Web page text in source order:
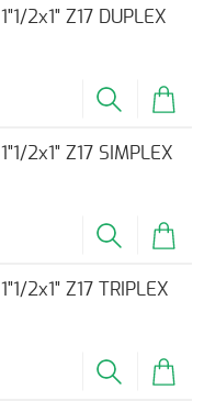
2x1" Z17 DUPLEX
2x1" Z17 SIMPLEX
2x1" Z17 TRIPLEX